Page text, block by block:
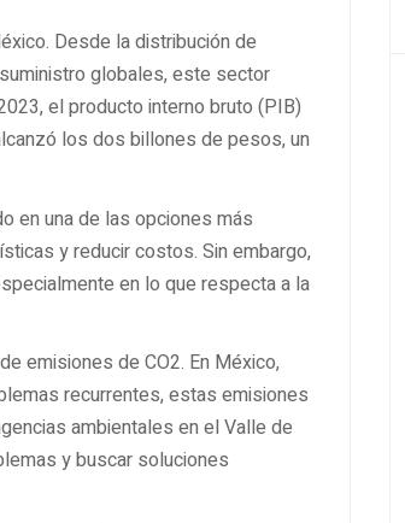
Desde la distribución de
globales, este sector
el producto interno bruto (PIB)
los dos billones de pesos, un
en una de las opciones más
y reducir costos. Sin embargo,
en lo que respecta a la
emisiones de CO2. En México,
recurrentes, estas emisiones
ambientales en el Valle de
y buscar soluciones